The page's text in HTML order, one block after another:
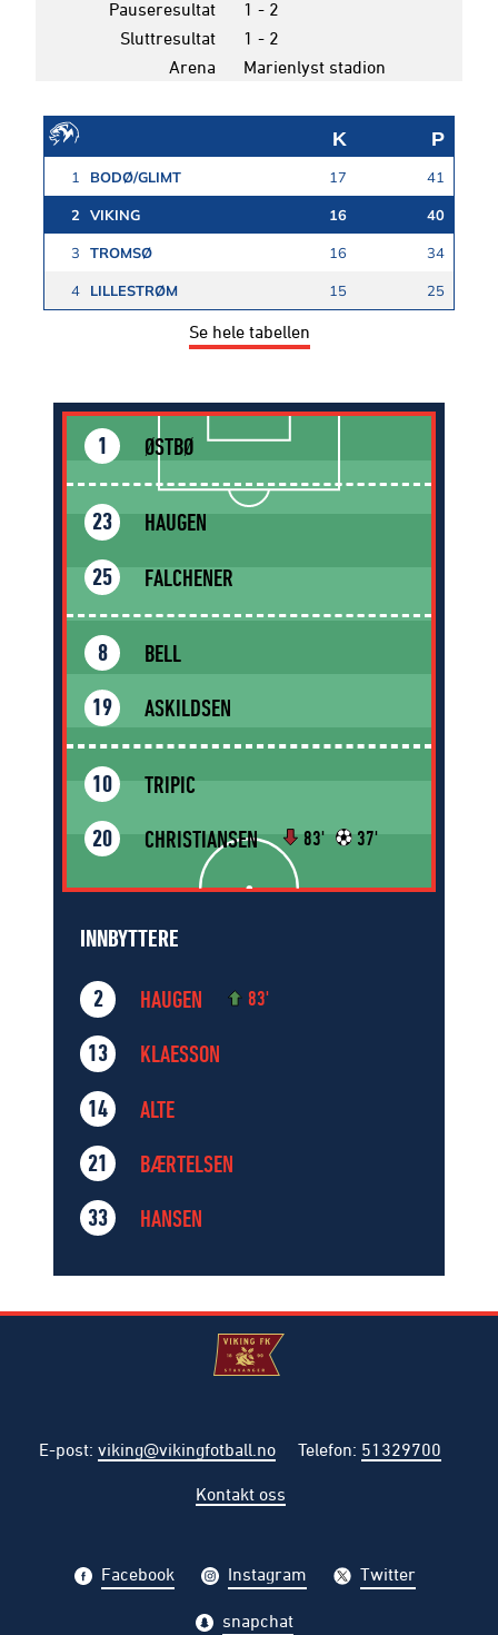
Pauseresultat
1 - 2
Sluttresultat
1 - 2
Arena
Marienlyst stadion
K P
1 BODØ/GLIMT 17 41
2 VIKING 16 40
3 TROMSØ 16 34
4 LILLESTRØM 15 25
Se hele tabellen
1 ØSTBØ
23 HAUGEN
25 FALCHENER
8 BELL
19 ASKILDSEN
10 TRIPIC
20 CHRISTIANSEN 83' 37'
INNBYTTERE
2 HAUGEN 83'
13 KLAESSON
14 ALTE
21 BÆRTELSEN
33 HANSEN
E-post: viking@vikingfotball.no Telefon: 51329700
Kontakt oss
Facebook Instagram Twitter
snapchat